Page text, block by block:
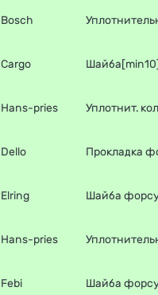
Bosch
Cargo
Hans-pries Уплотнит.
Dello Прокладка
Elring Шайба
Hans-pries
Febi Шайба